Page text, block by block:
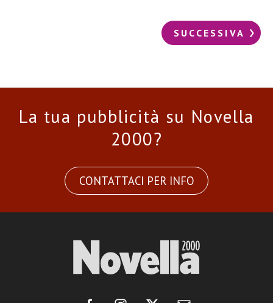
SUCCESSIVA
La tua pubblicità su Novella
2000?
CONTATTACI PER INFO